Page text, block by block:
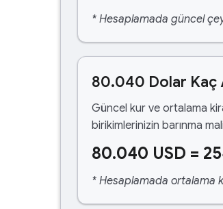
* Hesaplamada güncel
80.040 Dolar Kaç
Güncel kur ve ortalama
birikimlerinizin barınma
80.040 USD =
* Hesaplamada ortalama